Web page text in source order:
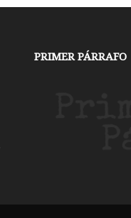
PRIMER PÁRRAFO